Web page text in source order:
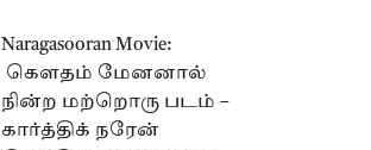
Naragasooran Movie:
கௌதம் மேனனால்
நின்ற மற்றொரு படம் –
கார்த்திக் நரேன்